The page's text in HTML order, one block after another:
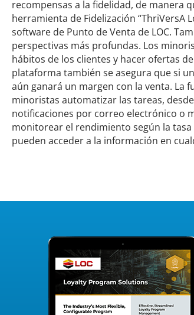
recompensas a la fidelidad, de manera
herramienta de Fidelización “ThriVersA
software de Punto de Venta de LOC.
perspectivas más profundas. Los
hábitos de los clientes y hacer ofertas
plataforma también se asegura que si
aún ganará un margen con la venta. La
minoristas automatizar las tareas,
notificaciones por correo electrónico o
monitorear el rendimiento según la
pueden acceder a la información en